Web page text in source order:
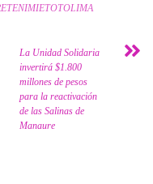
La Unidad Solidaria
invertirá $1.800
millones de pesos
para la reactivación
de las Salinas de
Manaure